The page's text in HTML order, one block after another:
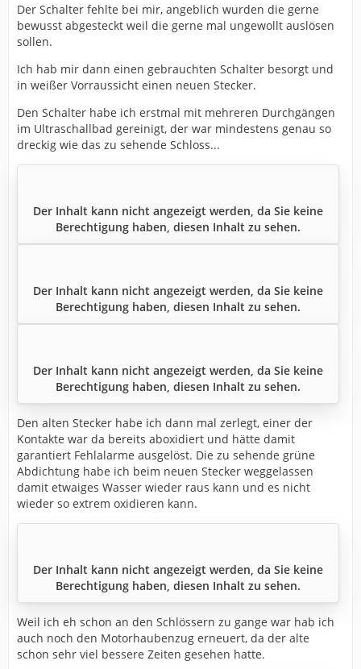
Der Schalter fehlte bei mir, angeblich wurden die gerne
bewusst abgesteckt weil die gerne mal ungewollt auslösen
sollen.
Ich hab mir dann einen gebrauchten Schalter besorgt und
in weißer Vorraussicht einen neuen Stecker.
Den Schalter habe ich erstmal mit mehreren Durchgängen
im Ultraschallbad gereinigt, der war mindestens genau so
dreckig wie das zu sehende Schloss...
Der Inhalt kann nicht angezeigt werden, da Sie keine
Berechtigung haben, diesen Inhalt zu sehen.
Der Inhalt kann nicht angezeigt werden, da Sie keine
Berechtigung haben, diesen Inhalt zu sehen.
Der Inhalt kann nicht angezeigt werden, da Sie keine
Berechtigung haben, diesen Inhalt zu sehen.
Den alten Stecker habe ich dann mal zerlegt, einer der
Kontakte war da bereits aboxidiert und hätte damit
garantiert Fehlalarme ausgelöst. Die zu sehende grüne
Abdichtung habe ich beim neuen Stecker weggelassen
damit etwaiges Wasser wieder raus kann und es nicht
wieder so extrem oxidieren kann.
Der Inhalt kann nicht angezeigt werden, da Sie keine
Berechtigung haben, diesen Inhalt zu sehen.
Weil ich eh schon an den Schlössern zu gange war hab ich
auch noch den Motorhaubenzug erneuert, da der alte
schon sehr viel bessere Zeiten gesehen hatte.